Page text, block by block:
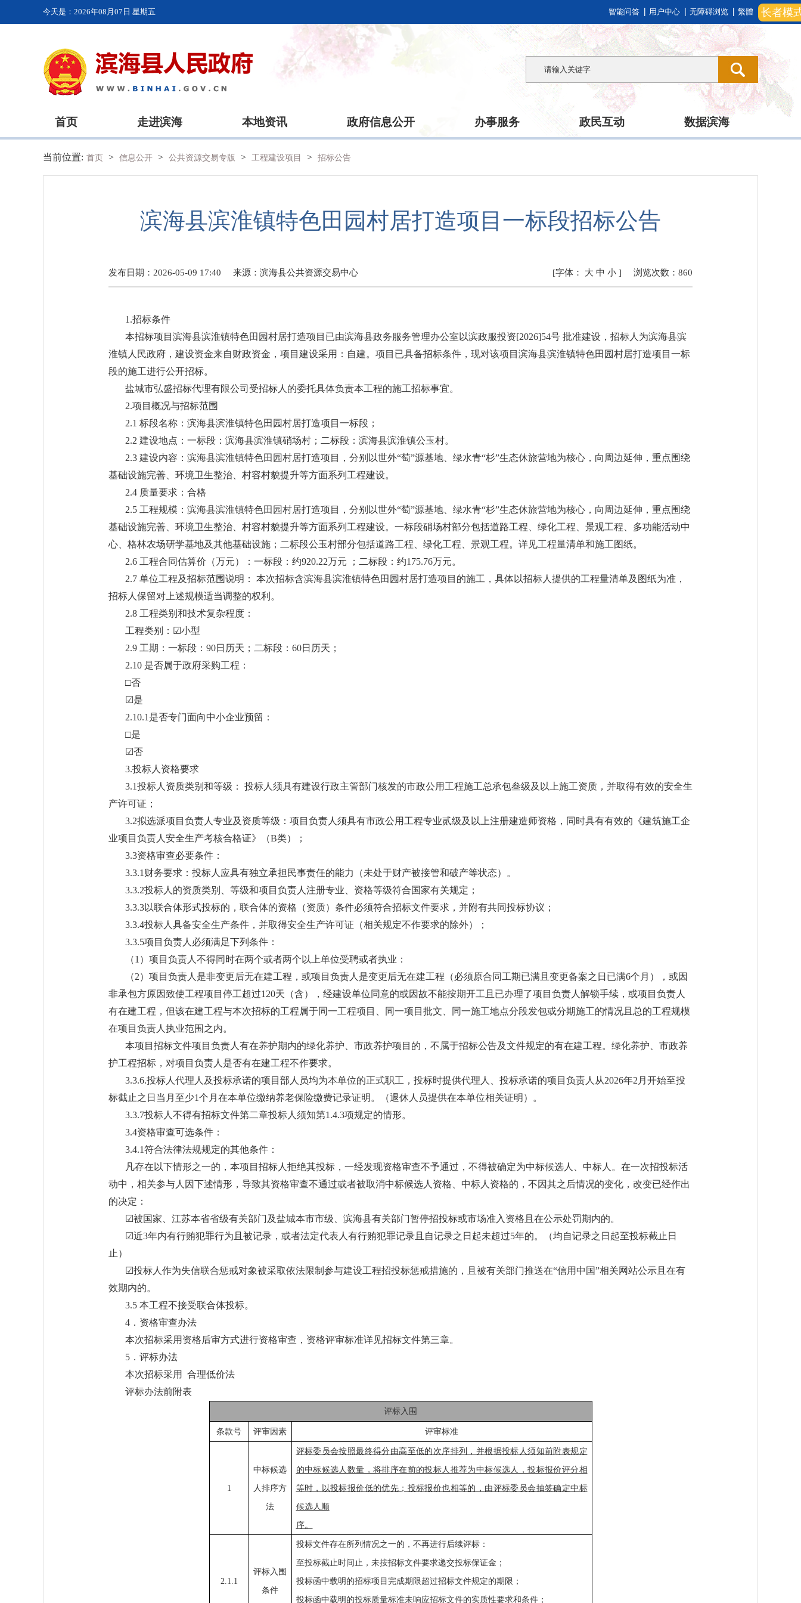
长者模
今天是： 2026年08月07日 星期五 智能问答 用户中心 无障碍浏览 繁體
首页 走进滨海 本地资讯 政府信息公开 办事服务 政民互动 数据滨海
当前位置: 首页 > 信息公开 > 公共资源交易专版 > 工程建设项目 > 招标公告
滨海县滨淮镇特色田园村居打造项目一标段招标公告
发布日期：2026-05-09 17:40 来源： 滨海县公共资源交易中心 浏览次数： 860
[字体： 大 中 小 ]
1.招标条件
本招标项目滨海县滨淮镇特色田园村居打造项目已由滨海县政务服务管理办公室以滨政服投资[2026]54号 批准建设，招标人为滨海县滨
淮镇人民政府，建设资金来自财政资金，项目建设采用：自建。项目已具备招标条件，现对该项目滨海县滨淮镇特色田园村居打造项目一标
段的施工进行公开招标。
盐城市弘盛招标代理有限公司受招标人的委托具体负责本工程的施工招标事宜。
2.项目概况与招标范围
2.1 标段名称：滨海县滨淮镇特色田园村居打造项目一标段；
2.2 建设地点：一标段：滨海县滨淮镇硝场村；二标段：滨海县滨淮镇公玉村。
2.3 建设内容：滨海县滨淮镇特色田园村居打造项目，分别以世外“萄”源基地、绿水青“杉”生态休旅营地为核心，向周边延伸，重点围绕
基础设施完善、环境卫生整治、村容村貌提升等方面系列工程建设。
2.4 质量要求：合格
2.5 工程规模：滨海县滨淮镇特色田园村居打造项目，分别以世外“萄”源基地、绿水青“杉”生态休旅营地为核心，向周边延伸，重点围绕
基础设施完善、环境卫生整治、村容村貌提升等方面系列工程建设。一标段硝场村部分包括道路工程、绿化工程、景观工程、多功能活动中
心、格林农场研学基地及其他基础设施；二标段公玉村部分包括道路工程、绿化工程、景观工程。详见工程量清单和施工图纸。
2.6 工程合同估算价（万元）：一标段：约920.22万元 ；二标段：约175.76万元。
2.7 单位工程及招标范围说明： 本次招标含滨海县滨淮镇特色田园村居打造项目的施工，具体以招标人提供的工程量清单及图纸为准，
招标人保留对上述规模适当调整的权利。
2.8 工程类别和技术复杂程度：
工程类别：☑小型
2.9 工期：一标段：90日历天；二标段：60日历天；
2.10 是否属于政府采购工程：
□否
☑是
2.10.1是否专门面向中小企业预留：
□是
☑否
3.投标人资格要求
3.1投标人资质类别和等级： 投标人须具有建设行政主管部门核发的市政公用工程施工总承包叁级及以上施工资质，并取得有效的安全生
产许可证；
3.2拟选派项目负责人专业及资质等级：项目负责人须具有市政公用工程专业贰级及以上注册建造师资格，同时具有有效的《建筑施工企
业项目负责人安全生产考核合格证》（B类）；
3.3资格审查必要条件：
3.3.1财务要求：投标人应具有独立承担民事责任的能力（未处于财产被接管和破产等状态）。
3.3.2投标人的资质类别、等级和项目负责人注册专业、资格等级符合国家有关规定；
3.3.3以联合体形式投标的，联合体的资格（资质）条件必须符合招标文件要求，并附有共同投标协议；
3.3.4投标人具备安全生产条件，并取得安全生产许可证（相关规定不作要求的除外）；
3.3.5项目负责人必须满足下列条件：
（1）项目负责人不得同时在两个或者两个以上单位受聘或者执业：
（2）项目负责人是非变更后无在建工程，或项目负责人是变更后无在建工程（必须原合同工期已满且变更备案之日已满6个月），或因
非承包方原因致使工程项目停工超过120天（含），经建设单位同意的或因故不能按期开工且已办理了项目负责人解锁手续，或项目负责人
有在建工程，但该在建工程与本次招标的工程属于同一工程项目、同一项目批文、同一施工地点分段发包或分期施工的情况且总的工程规模
在项目负责人执业范围之内。
本项目招标文件项目负责人有在养护期内的绿化养护、市政养护项目的，不属于招标公告及文件规定的有在建工程。绿化养护、市政养
护工程招标，对项目负责人是否有在建工程不作要求。
3.3.6.投标人代理人及投标承诺的项目部人员均为本单位的正式职工，投标时提供代理人、投标承诺的项目负责人从2026年2月开始至投
标截止之日当月至少1个月在本单位缴纳养老保险缴费记录证明。（退休人员提供在本单位相关证明）。
3.3.7投标人不得有招标文件第二章投标人须知第1.4.3项规定的情形。
3.4资格审查可选条件：
3.4.1符合法律法规规定的其他条件：
凡存在以下情形之一的，本项目招标人拒绝其投标，一经发现资格审查不予通过，不得被确定为中标候选人、中标人。在一次招投标活
动中，相关参与人因下述情形，导致其资格审查不通过或者被取消中标候选人资格、中标人资格的，不因其之后情况的变化，改变已经作出
的决定：
☑被国家、江苏本省省级有关部门及盐城本市市级、滨海县有关部门暂停招投标或市场准入资格且在公示处罚期内的。
☑近3年内有行贿犯罪行为且被记录，或者法定代表人有行贿犯罪记录且自记录之日起未超过5年的。（均自记录之日起至投标截止日
止）
☑投标人作为失信联合惩戒对象被采取依法限制参与建设工程招投标惩戒措施的，且被有关部门推送在“信用中国”相关网站公示且在有
效期内的。
3.5 本工程不接受联合体投标。
4．资格审查办法
本次招标采用资格后审方式进行资格审查，资格评审标准详见招标文件第三章。
5．评标办法
本次招标采用 合理低价法
评标办法前附表
评标入围
条款号 评审因素 评审标准
1
中标候选
人排序方
法
评标委员会按照最终得分由高至低的次序排列，并根据投标人须知前附表规定
的中标候选人数量，将排序在前的投标人推荐为中标候选人，投标报价评分相
等时，以投标报价低的优先；投标报价也相等的， 由评标委员会抽签确定中标
候选人顺
序。
2.1.1
评标入围
条件
投标文件存在所列情况之一的，不再进行后续评标：
至投标截止时间止，未按招标文件要求递交投标保证金；
投标函中载明的招标项目完成期限超过招标文件规定的期限；
投标函中载明的投标质量标准未响应招标文件的实质性要求和条件；